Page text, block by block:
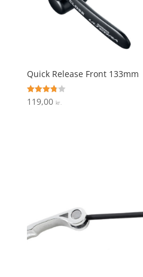
Quick Release Front 133mm
Vurderet
3.8
119,00 kr.